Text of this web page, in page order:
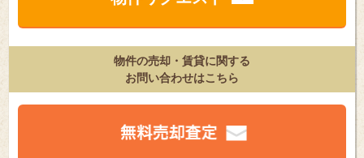
物件の売却・賃貸に関する
お問い合わせはこちら